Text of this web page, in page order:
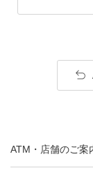
ATM・店舗のご案